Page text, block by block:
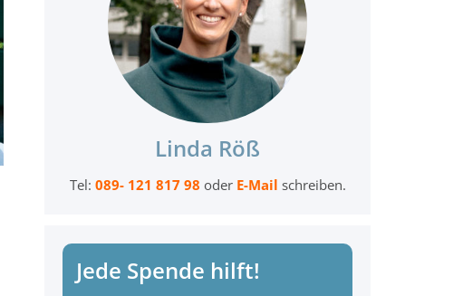
Linda Röß
Tel: 089- 121 817 98 oder E-Mail schreiben.
Jede Spende hilft!